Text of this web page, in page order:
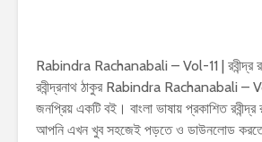
Rabindra Rachanabali – Vol-11 | রবীন্দ্র
রবীন্দ্রনাথ ঠাকুর Rabindra Rachanabali –
জনপ্রিয় একটি বই। বাংলা ভাষায় প্রকাশিত
আপনি এখন খুব সহজেই পড়তে ও ডাউনলোড করতে